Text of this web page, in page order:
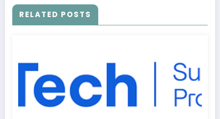
RELATED POSTS